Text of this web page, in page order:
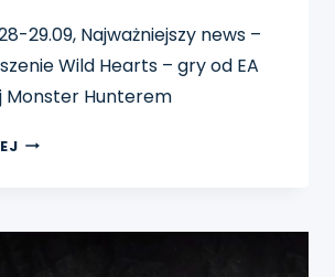
29.09, Najważniejszy news –
Wild Hearts – gry od EA
Monster Hunterem
PIGUŁKA